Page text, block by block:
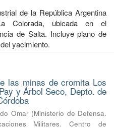
de la República Argentina
Colorada, ubicada en el
de Salta. Incluye plano de
yacimiento.
las minas de cromita Los
y Árbol Seco, Depto. de
Omar (Ministerio de Defensa.
Militares. Centro de